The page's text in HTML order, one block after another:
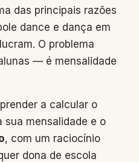
das principais razões
dance e dança em
O problema
— é mensalidade
a calcular o
sua mensalidade e o
, com um raciocínio
dona de escola